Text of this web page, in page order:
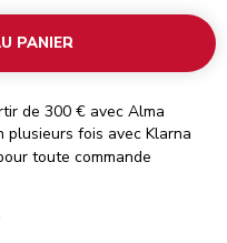
PANIER
de 300 € avec Alma
plusieurs fois avec Klarna
toute commande